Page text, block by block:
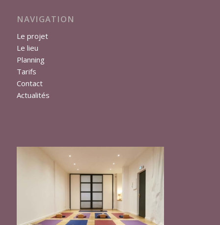
NAVIGATION
Le projet
Le lieu
Planning
Tarifs
Contact
Actualités